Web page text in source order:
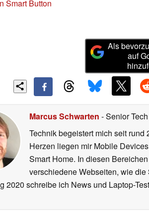
Smart Button
Als
auf
Marcus Schwarten - Senior
Technik begeistert mich seit
Herzen liegen mir Mobile
Smart Home. In diesen
verschiedene Webseiten, wie
2020 schreibe ich News und Laptop-